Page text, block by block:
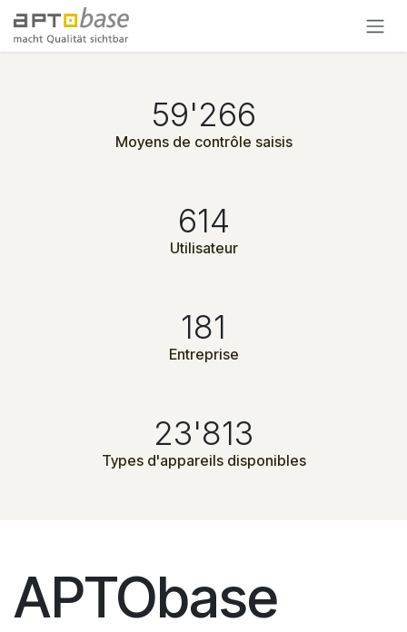
Se rendre au contenu
59'266
Moyens de contrôle saisis
614
Utilisateur
181
Entreprise
23'813
Types d'appareils disponibles
APTObase